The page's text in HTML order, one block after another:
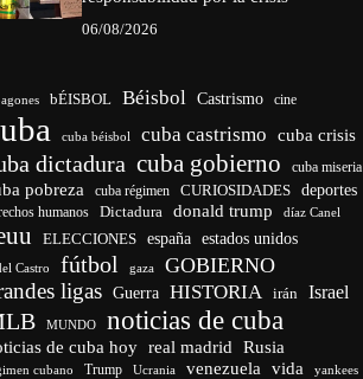
06/08/2026
bÉISBOL Béisbol Castrismo cine
cuba béisbol cuba castrismo cuba crisis
dictadura cuba gobierno cuba miseria
pobreza cuba régimen CURIOSIDADES deportes
humanos Dictadura donald trump díaz Canel
ELECCIONES españa estados unidos
Castro fútbol gaza GOBIERNO
ligas Guerra HISTORIA irán Israel
MUNDO noticias de cuba
de cuba hoy real madrid Rusia
cubano Trump Ucrania venezuela vida yankees